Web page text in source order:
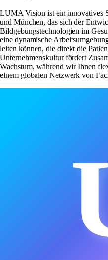
LUMA Vision ist ein innovatives
und München, das sich der
Bildgebungstechnologien im
eine dynamische
leiten können, die direkt die
Unternehmenskultur fördert
Wachstum, während wir Ihnen
einem globalen Netzwerk von